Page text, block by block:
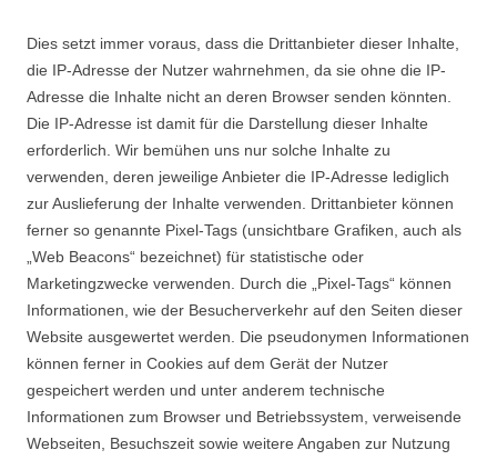
Dies setzt immer voraus, dass die Drittanbieter dieser Inhalte,
die IP-Adresse der Nutzer wahrnehmen, da sie ohne die IP-
Adresse die Inhalte nicht an deren Browser senden könnten.
Die IP-Adresse ist damit für die Darstellung dieser Inhalte
erforderlich. Wir bemühen uns nur solche Inhalte zu
verwenden, deren jeweilige Anbieter die IP-Adresse lediglich
zur Auslieferung der Inhalte verwenden. Drittanbieter können
ferner so genannte Pixel-Tags (unsichtbare Grafiken, auch als
„Web Beacons“ bezeichnet) für statistische oder
Marketingzwecke verwenden. Durch die „Pixel-Tags“ können
Informationen, wie der Besucherverkehr auf den Seiten dieser
Website ausgewertet werden. Die pseudonymen Informationen
können ferner in Cookies auf dem Gerät der Nutzer
gespeichert werden und unter anderem technische
Informationen zum Browser und Betriebssystem, verweisende
Webseiten, Besuchszeit sowie weitere Angaben zur Nutzung